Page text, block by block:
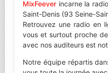
MixFeever incarne la
Saint-Denis (93 Seine-
Retrouvez une radio en
vous et surtout proche
avec nos auditeurs est
Notre équipe répartis